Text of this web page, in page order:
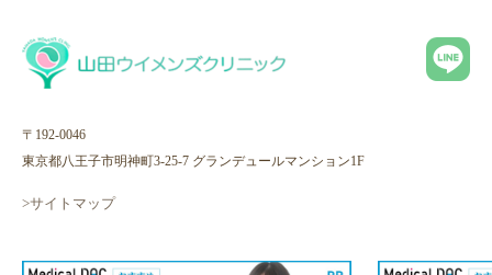
〒192-0046
東京都八王子市明神町3-25-7 グランデュールマンション1F
>サイトマップ